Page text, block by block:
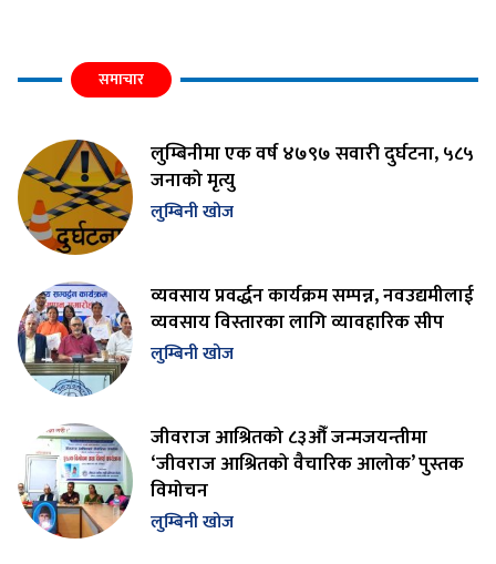
समाचार
लुम्बिनीमा एक वर्ष ४७९७ सवारी दुर्घटना, ५८५
जनाको मृत्यु
लुम्बिनी खोज
व्यवसाय प्रवर्द्धन कार्यक्रम सम्पन्न, नवउद्यमीलाई
व्यवसाय विस्तारका लागि व्यावहारिक सीप
लुम्बिनी खोज
जीवराज आश्रितको ८३औँ जन्मजयन्तीमा
‘जीवराज आश्रितको वैचारिक आलोक’ पुस्तक
विमोचन
लुम्बिनी खोज